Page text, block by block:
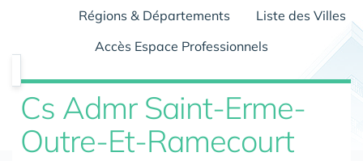
Régions & Départements
Liste des Villes
Accès Espace Professionnels
Cs Admr Saint-Erme-
Outre-Et-Ramecourt